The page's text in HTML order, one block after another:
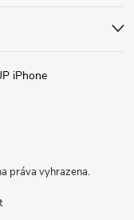
iPhone
práva vyhrazena.